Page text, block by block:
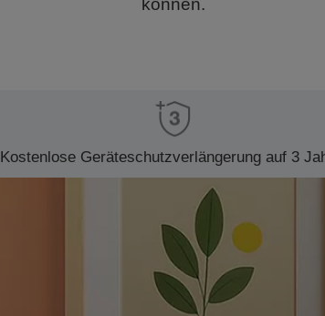
können.
Kostenlose Geräteschutzverlängerung auf 3